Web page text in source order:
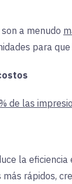
a menudo
para
de las
la
más rápidos,